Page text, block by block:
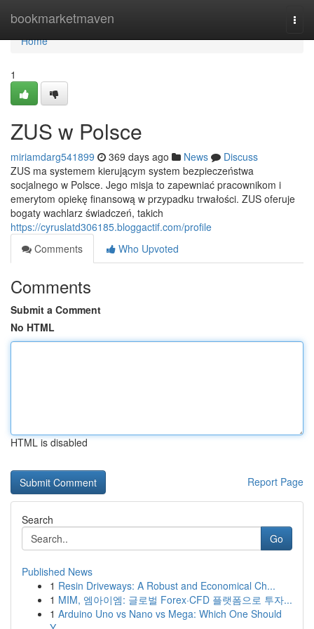
bookmarketmaven
Home
Home
1
ZUS w Polsce
miriamdarg541899 369 days ago News
Discuss
ZUS ma systemem kierującym system bezpieczeństwa
socjalnego w Polsce. Jego misja to zapewniać pracownikom i
emerytom opiekę finansową w przypadku trwałości. ZUS oferuje
bogaty wachlarz świadczeń, takich
https://cyruslatd306185.bloggactif.com/profile
Comments
Who Upvoted
Comments
Submit a Comment
No HTML
HTML is disabled
Report Page
Search
Go
Published News
1 Resin Driveways: A Robust and Economical Ch...
1 MIM, 엠아이엠: 글로벌 Forex·CFD 플랫폼으로 투자...
1 Arduino Uno vs Nano vs Mega: Which One Should